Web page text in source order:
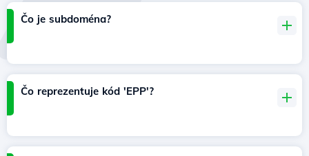
Čo je subdoména?
Čo reprezentuje kód 'EPP'?